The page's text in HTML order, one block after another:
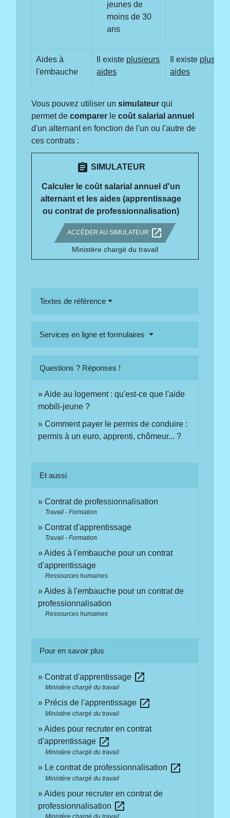
jeunes de
moins de 30
ans
Aides à
l'embauche
Il existe plusieurs
aides
Il existe
aides
Vous pouvez utiliser unsimulateur qui
permet decomparer lecoût salarial annuel
d'un alternant en fonction de l'un ou l'autre de
ces contrats :
assignment SIMULATEUR
Calculer le coût salarial annuel d'un
alternant et les aides (apprentissage
ou contrat de professionnalisation)
ACCÉDER AU SIMULATEUR open_in_new
Ministère chargé du travail
Textes de référence
Services en ligne et formulaires
Questions ? Réponses !
Aide au logement : qu'est-ce que l'aide
mobili-jeune ?
Comment payer le permis de conduire :
permis à un euro, apprenti, chômeur... ?
Et aussi
Contrat de professionnalisation
Travail - Formation
Contrat d'apprentissage
Travail - Formation
Aides à l'embauche pour un contrat
d'apprentissage
Ressources humaines
Aides à l'embauche pour un contrat de
professionnalisation
Ressources humaines
Pour en savoir plus
Contrat d'apprentissage open_in_new
Ministère chargé du travail
Précis de l'apprentissage open_in_new
Ministère chargé du travail
Aides pour recruter en contrat
d'apprentissage open_in_new
Ministère chargé du travail
Le contrat de professionnalisation open_in_new
Ministère chargé du travail
Aides pour recruter en contrat de
professionnalisation open_in_new